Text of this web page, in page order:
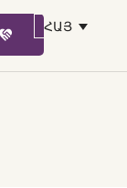
ՀԱՅ